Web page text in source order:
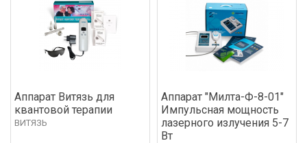
Аппарат Витязь для
квантовой терапии
ВИТЯЗЬ
Аппарат "Милта-Ф-8-01"
Импульсная мощность
лазерного излучения 5-7
Вт